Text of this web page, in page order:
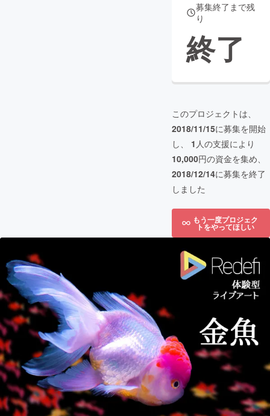
募集終了まで残
り
終了
このプロジェクトは、
2018/11/15に募集を開始
し、 1 人の支援により
10,000円の資金を集め、
2018/12/14に募集を終了
しました
もう一度プロジェク
トをやってほしい